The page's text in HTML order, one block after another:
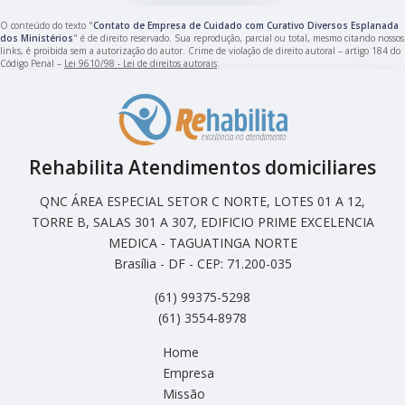
O conteúdo do texto "Contato de Empresa de Cuidado com Curativo Diversos Esplanada
dos Ministérios" é de direito reservado. Sua reprodução, parcial ou total, mesmo citando nossos
links, é proibida sem a autorização do autor. Crime de violação de direito autoral – artigo 184 do
Código Penal – Lei 9610/98 - Lei de direitos autorais.
Rehabilita Atendimentos domiciliares
QNC ÁREA ESPECIAL SETOR C NORTE, LOTES 01 A 12,
TORRE B, SALAS 301 A 307, EDIFICIO PRIME EXCELENCIA
MEDICA - TAGUATINGA NORTE
Brasília - DF - CEP: 71.200-035
(61) 99375-5298
(61) 3554-8978
Home
Empresa
Missão